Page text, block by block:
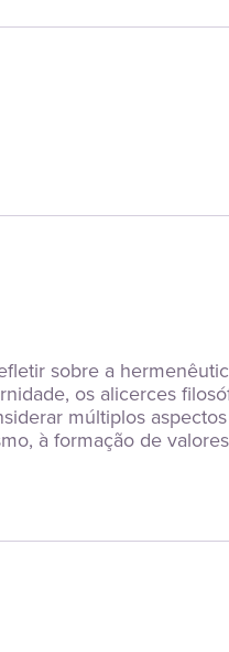
sobre a
os alicerces
múltiplos
à formação de